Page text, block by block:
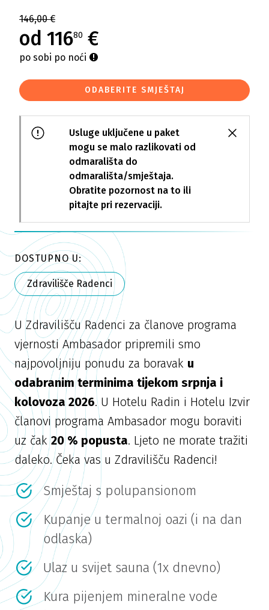
146,00 €
od 11680 €
po sobi po noći
ODABERITE SMJEŠTAJ
Usluge uključene u paket
mogu se malo razlikovati od
odmarališta do
odmarališta/smještaja.
Obratite pozornost na to ili
pitajte pri rezervaciji.
DOSTUPNO U:
Zdravilišče Radenci
U Zdravilišču Radenci za članove programa
vjernosti Ambasador pripremili smo
najpovoljniju ponudu za boravak u
odabranim terminima tijekom srpnja i
kolovoza 2026. U Hotelu Radin i Hotelu Izvir
članovi programa Ambasador mogu boraviti
uz čak20 % popusta. Ljeto ne morate tražiti
daleko. Čeka vas u Zdravilišču Radenci!
Smještaj s polupansionom
Kupanje u termalnoj oazi (i na dan
odlaska)
Ulaz u svijet sauna (1x dnevno)
Kura pijenjem mineralne vode